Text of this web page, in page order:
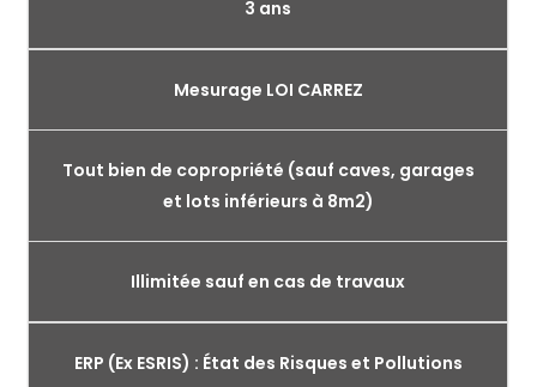
3 ans
Mesurage LOI CARREZ
Tout bien de copropriété (sauf caves, garages
et lots inférieurs à 8m2)
Illimitée sauf en cas de travaux
ERP (Ex ESRIS) : État des Risques et Pollutions